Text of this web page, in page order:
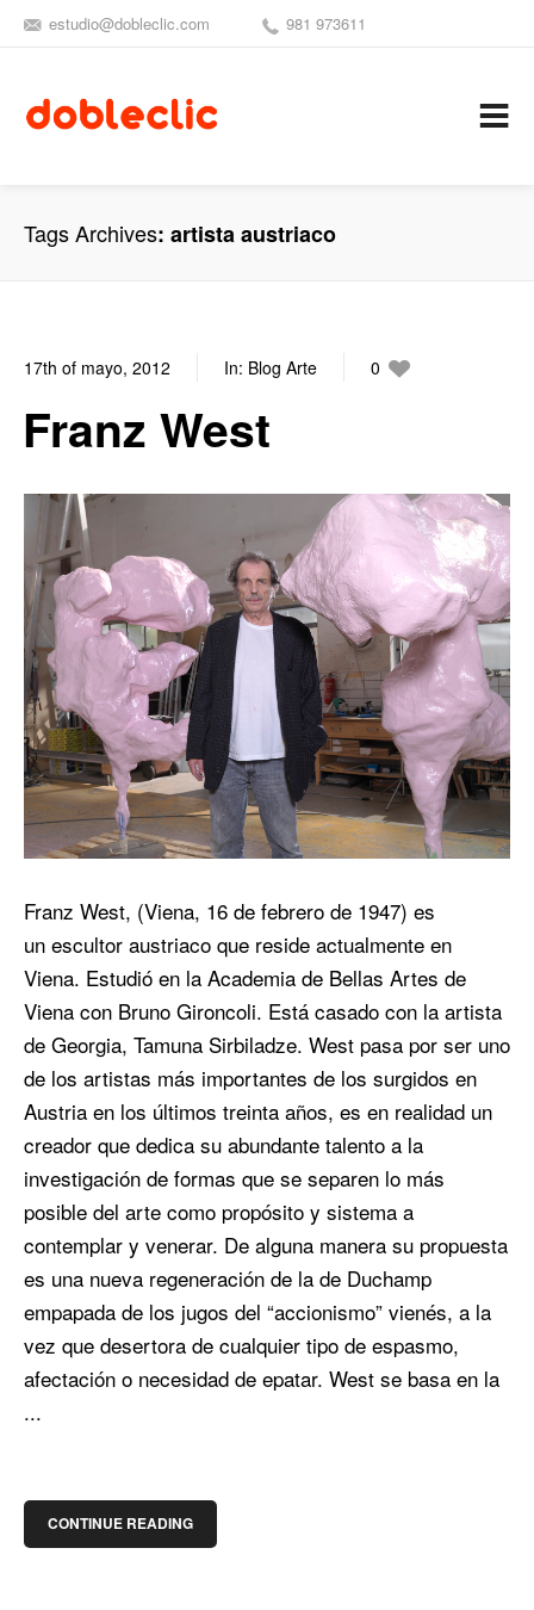
estudio@dobleclic.com 981 973611
Tags Archives artista austriaco
17th of mayo, 2012 In: Blog Arte
0
Franz West
Franz West, (Viena, 16 de febrero de 1947) es
un escultor austriaco que reside actualmente en
Viena. Estudió en la Academia de Bellas Artes de
Viena con Bruno Gironcoli. Está casado con la artista
de Georgia, Tamuna Sirbiladze. West pasa por ser uno
de los artistas más importantes de los surgidos en
Austria en los últimos treinta años, es en realidad un
creador que dedica su abundante talento a la
investigación de formas que se separen lo más
posible del arte como propósito y sistema a
contemplar y venerar. De alguna manera su propuesta
es una nueva regeneración de la de Duchamp
empapada de los jugos del “accionismo” vienés, a la
vez que desertora de cualquier tipo de espasmo,
afectación o necesidad de epatar. West se basa en la
...
CONTINUE READING